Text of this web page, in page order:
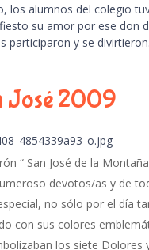
los alumnos del colegio
su amor por ese don
participaron y se divirtieron.
José 2009
“ San José de la
devotos/as y de
no sólo por el día
con sus colores
los siete